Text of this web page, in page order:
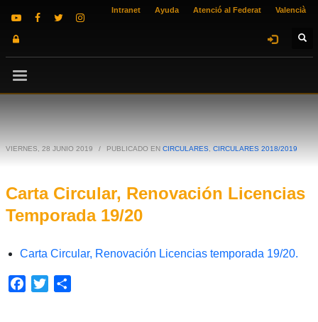
Intranet Ayuda Atenció al Federat Valencià
VIERNES, 28 JUNIO 2019 / PUBLICADO EN CIRCULARES CIRCULARES 2018/2019
Carta Circular, Renovación Licencias
Temporada 19/20
Carta Circular, Renovación Licencias temporada 19/20.
Facebook
Twitter